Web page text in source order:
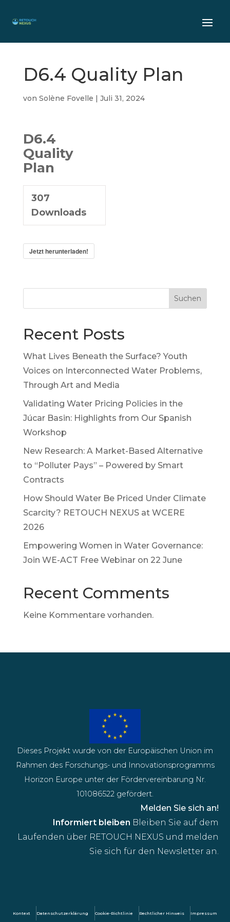
D6.4 Quality Plan
von Solène Fovelle | Juli 31, 2024
D6.4
Quality
Plan
307
Downloads
Jetzt herunterladen!
Suchen
Recent Posts
What Lives Beneath the Surface? Youth
Voices on Interconnected Water Problems,
Through Art and Media
Validating Water Pricing Policies in the
Júcar Basin: Highlights from Our Spanish
Workshop
New Research: A Market-Based Alternative
to “Polluter Pays” – Powered by Smart
Contracts
How Should Water Be Priced Under Climate
Scarcity? RETOUCH NEXUS at WCERE
2026
Empowering Women in Water Governance:
Join WE-ACT Free Webinar on 22 June
Recent Comments
Keine Kommentare vorhanden.
Informiert bleiben Bleiben Sie auf dem
Laufenden über RETOUCH NEXUS und melden
Sie sich für den Newsletter an.
Melden Sie sich an!
Dieses Projekt wurde von der Europäischen Union im
Rahmen des Forschungs- und Innovationsprogramms
Horizon Europe unter der Fördervereinbarung Nr.
101086522 gefördert.
Kontext Datenschutzerklärung Cookie-Richtlinie Rechtlicher Hinweis Impressum